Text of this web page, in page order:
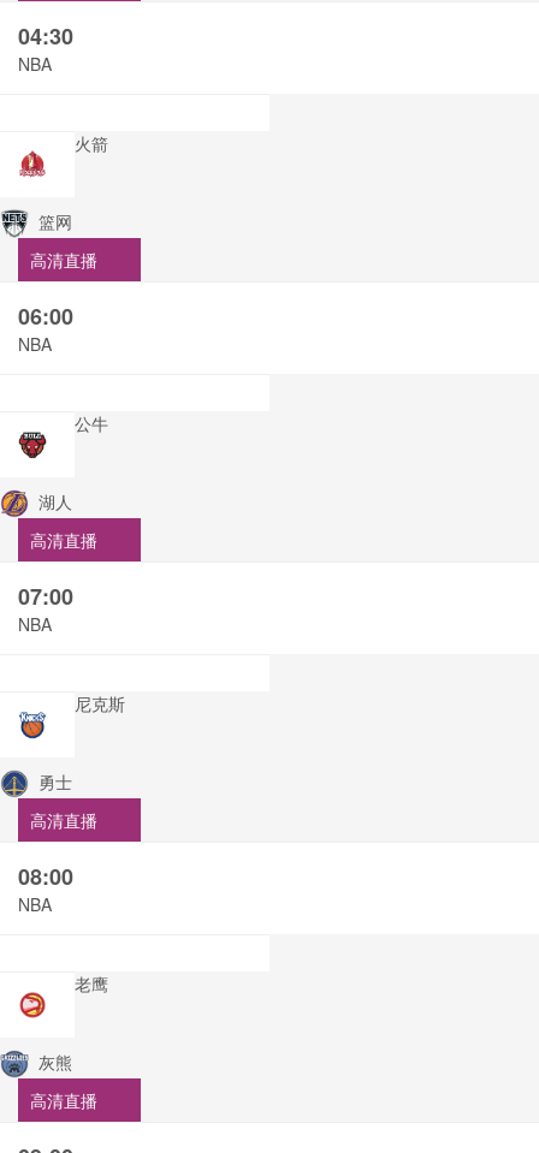
04:30
NBA
火箭
篮网
高清直播
06:00
NBA
公牛
湖人
高清直播
07:00
NBA
尼克斯
勇士
高清直播
08:00
NBA
老鹰
灰熊
高清直播